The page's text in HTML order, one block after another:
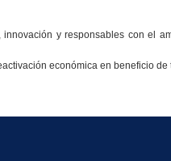
y responsables con el
económica en beneficio